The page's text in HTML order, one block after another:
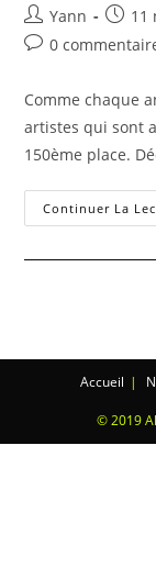
Yann 11
0
Comme chaque
artistes qui sont
150ème place.
Continuer La
Accueil
© 2019